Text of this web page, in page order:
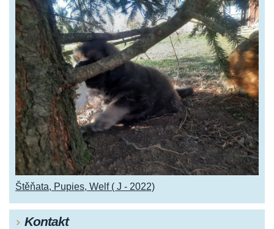
Štěňata, Pupies, Welf ( J - 2022)
Kontakt